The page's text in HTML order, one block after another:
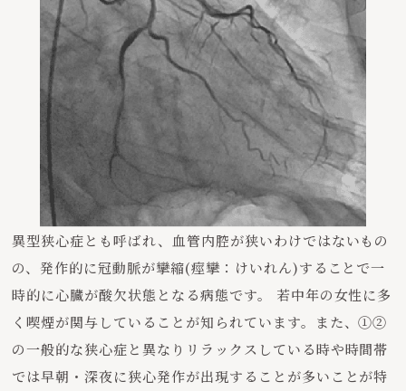
異型狭心症とも呼ばれ、血管内腔が狭いわけではないもの
の、発作的に冠動脈が攣縮(痙攣：けいれん)することで一
時的に心臓が酸欠状態となる病態です。 若中年の女性に多
く喫煙が関与していることが知られています。また、①②
の一般的な狭心症と異なりリラックスしている時や時間帯
では早朝・深夜に狭心発作が出現することが多いことが特